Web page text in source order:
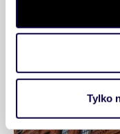
geograficznej z
Identyfikować
czyli wirtualny
Dowiedz się więcej
dane są
zmienić lub wycofać
Tylko
Mieszkam